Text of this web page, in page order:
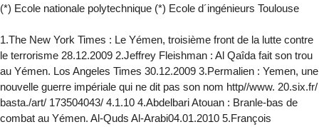
(*) Ecole nationale polytechnique (*) Ecole d´ingénieurs Toulouse
1.The New York Times : Le Yémen, troisième front de la lutte contre
le terrorisme 28.12.2009 2.Jeffrey Fleishman : Al Qaîda fait son trou
au Yémen. Los Angeles Times 30.12.2009 3.Permalien : Yemen, une
nouvelle guerre impériale qui ne dit pas son nom http//www. 20.six.fr/
basta./art/ 173504043/ 4.1.10 4.Abdelbari Atouan : Branle-bas de
combat au Yémen. Al-Quds Al-Arabi04.01.2010 5.François